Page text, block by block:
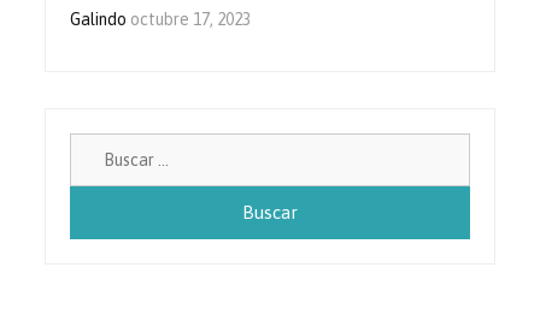
Galindo octubre 17, 2023